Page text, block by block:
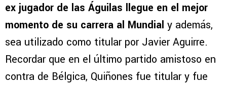
ex jugador de las Águilas llegue en el mejor
momento de su carrera al Mundial y además,
sea utilizado como titular por Javier Aguirre.
Recordar que en el último partido amistoso en
contra de Bélgica, Quiñones fue titular y fue